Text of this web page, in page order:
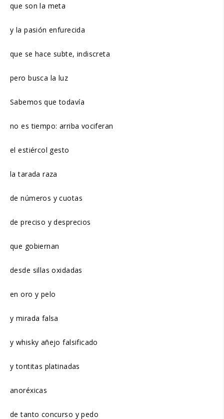
que son la meta
y la pasión enfurecida
que se hace subte, indiscreta
pero busca la luz
Sabemos que todavía
no es tiempo: arriba vociferan
el estiércol gesto
la tarada raza
de números y cuotas
de preciso y desprecios
que gobiernan
desde sillas oxidadas
en oro y pelo
y mirada falsa
y whisky añejo falsificado
y tontitas platinadas
anoréxicas
de tanto concurso y pedo